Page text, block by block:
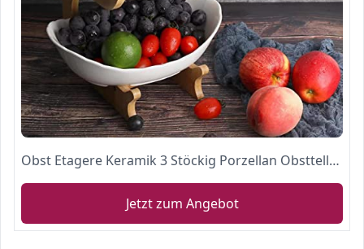
Obst Etagere Keramik 3 Stöckig Porzellan Obstteller 3 Etagen Obstschale mit Natürlichem Bambus
Jetzt zum Angebot